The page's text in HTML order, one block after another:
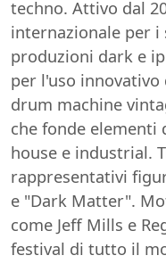
techno. Attivo dal
internazionale per i
produzioni dark e
per l'uso
drum machine
che fonde elementi
house e industrial.
rappresentativi
e "Dark Matter".
come Jeff Mills e
festival di tutto il